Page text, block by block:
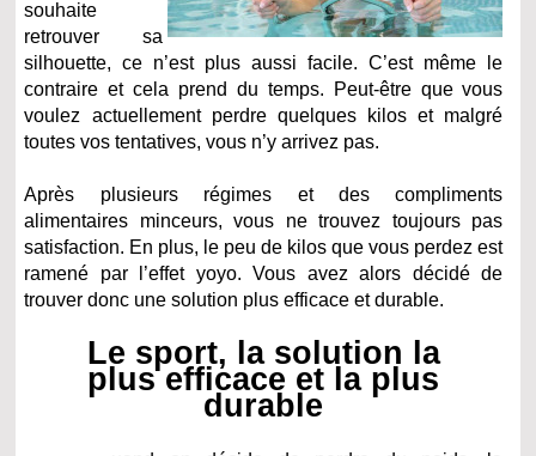
souhaite
retrouver sa
silhouette, ce n’est plus aussi facile. C’est même le
contraire et cela prend du temps. Peut-être que vous
voulez actuellement perdre quelques kilos et malgré
toutes vos tentatives, vous n’y arrivez pas.
Après plusieurs régimes et des compliments
alimentaires minceurs, vous ne trouvez toujours pas
satisfaction. En plus, le peu de kilos que vous perdez est
ramené par l’effet yoyo. Vous avez alors décidé de
trouver donc une solution plus efficace et durable.
Le sport, la solution la
plus efficace et la plus
durable